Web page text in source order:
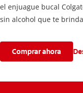
el enjuague bucal
sin alcohol que te
Comprar ahora